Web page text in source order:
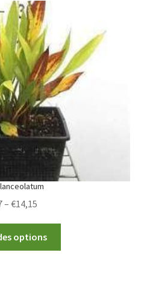
options
may
be
chosen
on
product
page
– €14,15
€1,77
through
options